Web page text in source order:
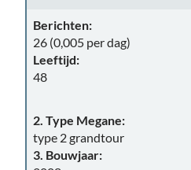
Berichten:
26 (0,005 per dag)
Leeftijd:
48
2. Type Megane:
type 2 grandtour
3. Bouwjaar: